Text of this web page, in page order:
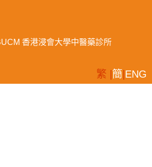
香港浸會大學中醫藥診所
繁 | 簡 ENG